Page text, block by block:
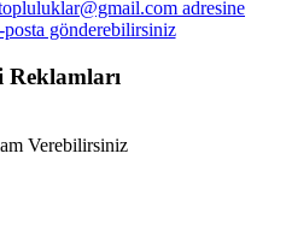
Verebilirsiniz